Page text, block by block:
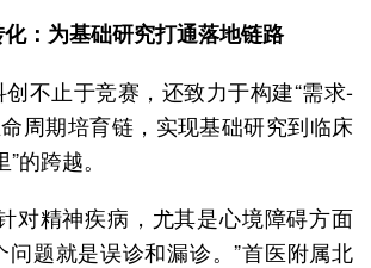
：为基础研究打通落地链路
不止于竞赛，还致力于构建“需求-
周期培育链，实现基础研究到临床
的跨越。
对精神疾病，尤其是心境障碍方面
问题就是误诊和漏诊。”首医附属北